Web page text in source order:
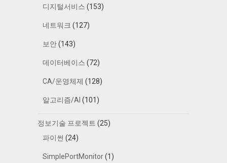
디지털서비스 (153)
네트워크 (127)
보안(143)
데이터베이스 (72)
CA/운영체제 (128)
알고리즘/AI (101)
정보기술 프로젝트 (25)
파이썬 (24)
SimplePortMonitor(1)